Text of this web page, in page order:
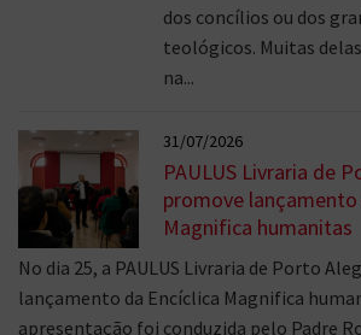
dos concílios ou dos
teológicos. Muitas
na...
31/07/2026
PAULUS Livraria de
promove lançamento
Magnifica humanitas
No dia 25, a PAULUS Livraria de Porto
lançamento da Encíclica Magnifica
apresentação foi conduzida pelo Padre